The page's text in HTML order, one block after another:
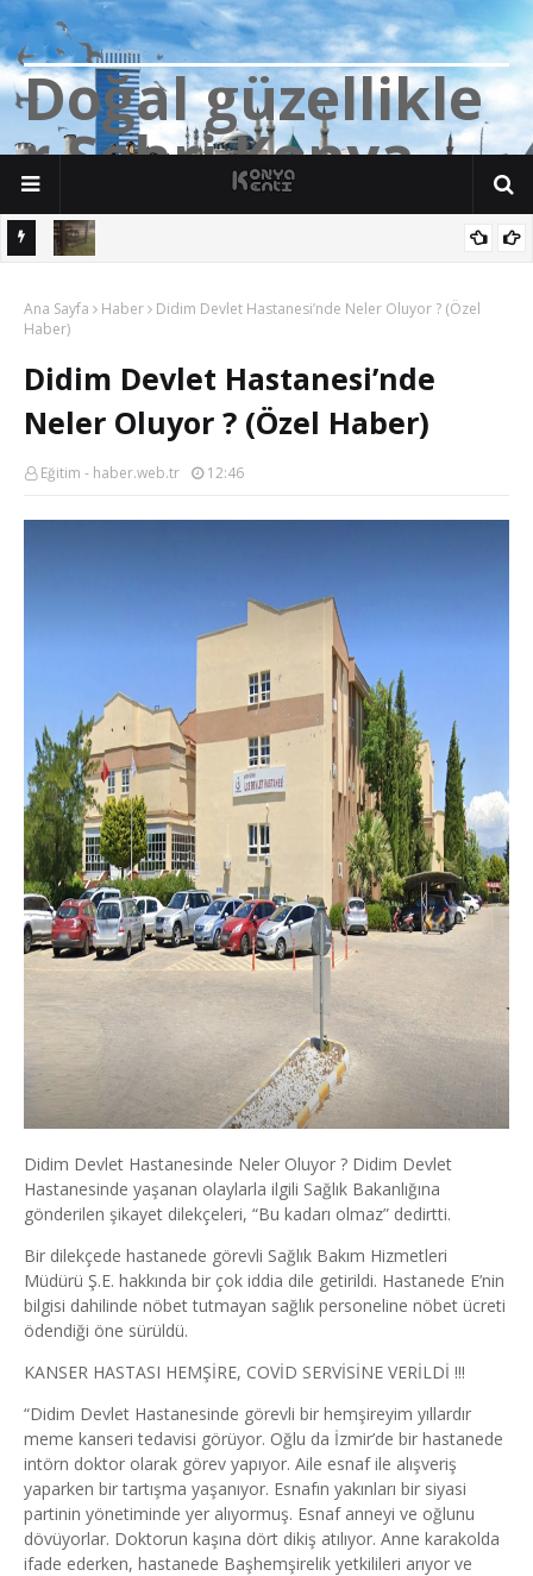
Doğalgüzellikle
rŞehriKonya
Ana Sayfa Haber
Didim Devlet Hastanesi’nde Neler Oluyor ? (Özel
Haber)
Didim Devlet Hastanesi’nde
Neler Oluyor ? (Özel Haber)
Eğitim - haber.web.tr 12:46
Didim Devlet Hastanesinde Neler Oluyor ? Didim Devlet
Hastanesinde yaşanan olaylarla ilgili Sağlık Bakanlığına
gönderilen şikayet dilekçeleri, “Bu kadarı olmaz” dedirtti.
Bir dilekçede hastanede görevli Sağlık Bakım Hizmetleri
Müdürü Ş.E. hakkında bir çok iddia dile getirildi. Hastanede E’nin
bilgisi dahilinde nöbet tutmayan sağlık personeline nöbet ücreti
ödendiği öne sürüldü.
KANSER HASTASI HEMŞİRE, COVİD SERVİSİNE VERİLDİ !!!
“Didim Devlet Hastanesinde görevli bir hemşireyim yıllardır
meme kanseri tedavisi görüyor. Oğlu da İzmir’de bir hastanede
intörn doktor olarak görev yapıyor. Aile esnaf ile alışveriş
yaparken bir tartışma yaşanıyor. Esnafın yakınları bir siyasi
partinin yönetiminde yer alıyormuş. Esnaf anneyi ve oğlunu
dövüyorlar. Doktorun kaşına dört dikiş atılıyor. Anne karakolda
ifade ederken, hastanede Başhemşirelik yetkilileri arıyor ve